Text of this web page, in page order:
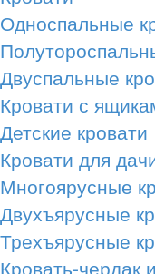
Односпальные
Двуспальные
Кровати с
Детские кровати
Кровати для
Многоярусные
Двухъярусные
Трехъярусные
Кровать-чердак